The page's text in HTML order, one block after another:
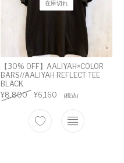
在庫切れ
【30% OFF】AALIYAH×COLOR
BARS//AALIYAH REFLECT TEE
BLACK
¥8,800 ¥6,160 (税込)